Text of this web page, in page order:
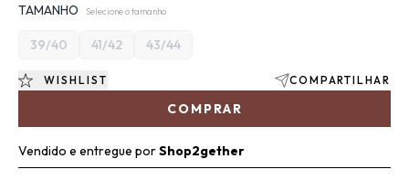
TAMANHO Selecione o tamanho
39/40 41/42 43/44
COMPRAR
WISHLIST COMPARTILHAR
Vendido e entregue porShop2gether